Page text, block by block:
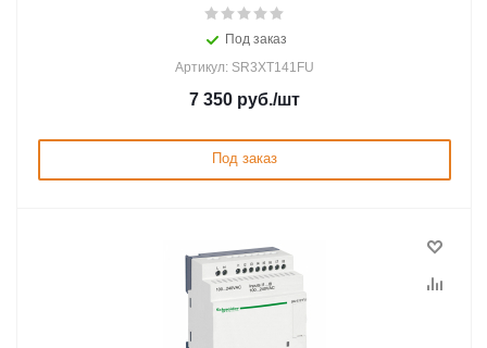
Под заказ
Артикул: SR3XT141FU
7 350 руб./шт
Под заказ